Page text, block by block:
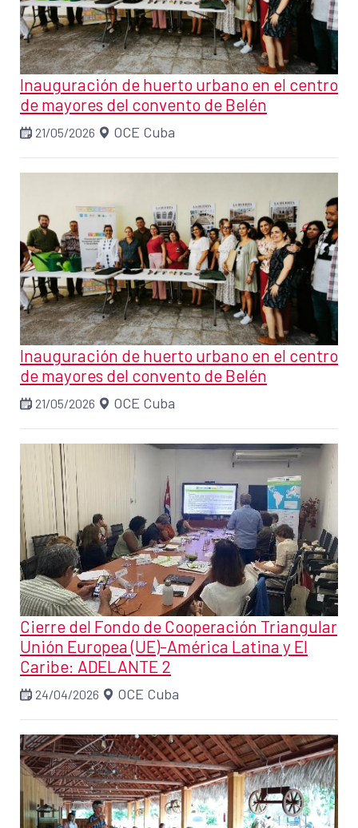
Inauguración de huerto urbano en el centro
de mayores del convento de Belén
21/05/2026 OCE Cuba
Inauguración de huerto urbano en el centro
de mayores del convento de Belén
21/05/2026 OCE Cuba
Cierre del Fondo de Cooperación Triangular
Unión Europea (UE)-América Latina y El
Caribe: ADELANTE 2
24/04/2026 OCE Cuba